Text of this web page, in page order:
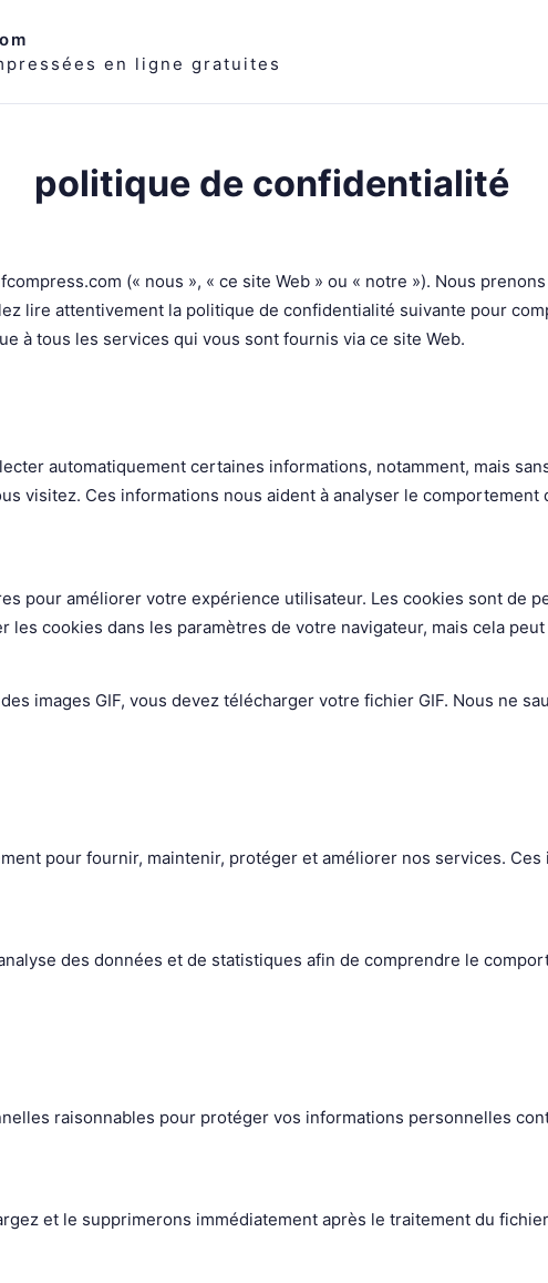
en ligne gratuites
politique de confidentialité
(« nous », « ce site Web » ou « notre »). Nous
lire attentivement la politique de confidentialité suivante pour
à tous les services qui vous sont fournis via ce site Web.
automatiquement certaines informations, notamment, mais
visitez. Ces informations nous aident à analyser le
pour améliorer votre expérience utilisateur. Les cookies sont de
cookies dans les paramètres de votre navigateur, mais cela
images GIF, vous devez télécharger votre fichier GIF. Nous ne
pour fournir, maintenir, protéger et améliorer nos services.
des données et de statistiques afin de comprendre le
raisonnables pour protéger vos informations personnelles
et le supprimerons immédiatement après le traitement du